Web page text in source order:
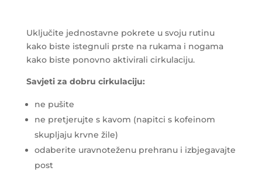
Uključite jednostavne pokrete u svoju rutinu
kako biste istegnuli prste na rukama i nogama
kako biste ponovno aktivirali cirkulaciju.
Savjeti za dobru cirkulaciju:
ne pušite
ne pretjerujte s kavom (napitci s kofeinom
skupljaju krvne žile)
odaberite uravnoteženu prehranu i izbjegavajte
post